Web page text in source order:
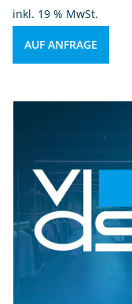
inkl. 19 % MwSt.
AUF ANFRAGE